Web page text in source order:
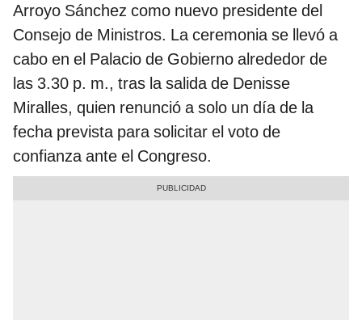
Arroyo Sánchez como nuevo presidente del
Consejo de Ministros. La ceremonia se llevó a
cabo en el Palacio de Gobierno alrededor de
las 3.30 p. m., tras la salida de Denisse
Miralles, quien renunció a solo un día de la
fecha prevista para solicitar el voto de
confianza ante el Congreso.